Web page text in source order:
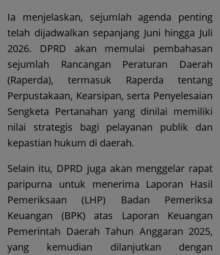
Ia menjelaskan, sejumlah agenda penting
telah dijadwalkan sepanjang Juni hingga Juli
2026. DPRD akan memulai pembahasan
sejumlah Rancangan Peraturan Daerah
(Raperda), termasuk Raperda tentang
Perpustakaan, Kearsipan, serta Penyelesaian
Sengketa Pertanahan yang dinilai memiliki
nilai strategis bagi pelayanan publik dan
kepastian hukum di daerah.
Selain itu, DPRD juga akan menggelar rapat
paripurna untuk menerima Laporan Hasil
Pemeriksaan (LHP) Badan Pemeriksa
Keuangan (BPK) atas Laporan Keuangan
Pemerintah Daerah Tahun Anggaran 2025,
yang kemudian dilanjutkan dengan